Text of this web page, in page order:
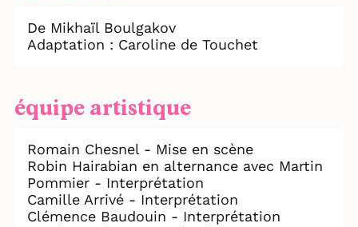
De Mikhaïl Boulgakov
Adaptation : Caroline de Touchet
équipe artistique
Romain Chesnel - Mise en scène
Robin Hairabian en alternance avec Martin
Pommier - Interprétation
Camille Arrivé - Interprétation
Clémence Baudouin - Interprétation